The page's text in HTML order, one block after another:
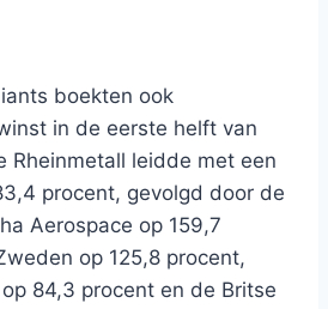
boekten ook
in de eerste helft van
Rheinmetall leidde met een
procent, gevolgd door de
Aerospace op 159,7
op 125,8 procent,
84,3 procent en de Britse